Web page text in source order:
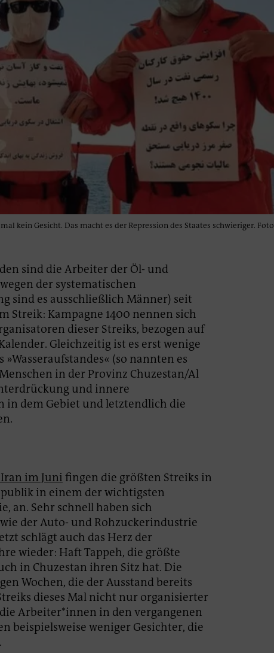
kein Gesicht. Das macht es der Repression des Staates schwieriger. Foto
sind die Arbeiter der Öl- und
der systematischen
sind es ausschließlich Männer) seit
Streik: Kampagne 1400 nennen sich
dieser Streiks, bezogen auf
Gleichzeitig ist es erst wenige
(so nannten es
in der Provinz Chuzestan/Al
und innere
dem Gebiet und letztendlich die
im Juni fingen die größten Streiks in
in einem der wichtigsten
an. Sehr schnell haben sich
der Auto- und Rohzuckerindustrie
schlägt auch das Herz der
wieder: Haft Tappeh, die größte
in Chuzestan ihren Sitz hat. Die
Wochen, die der Ausstand bereits
dieses Mal nicht nur organisierter
Arbeiter*innen in den vergangenen
beispielsweise weniger Gesichter, die